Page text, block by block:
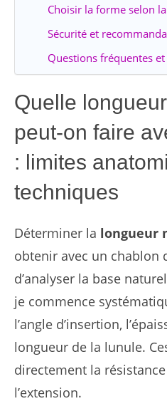
Choisir la forme selon
Sécurité et
Questions fréquentes
Quelle
peut-on faire
: limites
techniques
Déterminer la longueur
obtenir avec un chablon
d’analyser la base
je commence
l’angle d’insertion,
longueur de la lunule.
directement la
l’extension.